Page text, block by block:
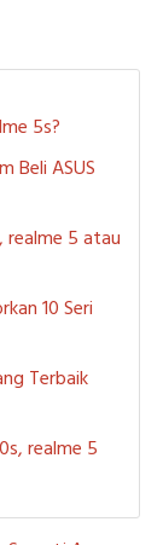
5s?
Beli ASUS
realme 5 atau
10 Seri
Terbaik
realme 5